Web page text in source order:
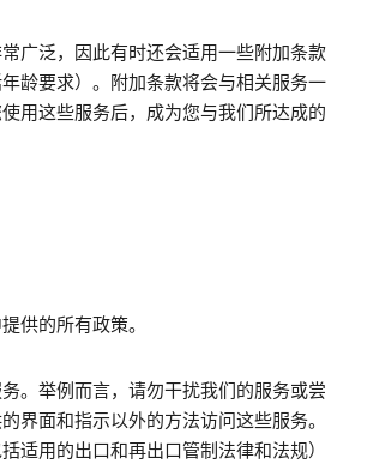
广泛，因此有时还会适用一些附加条款
龄要求）。附加条款将会与相关服务一
用这些服务后，成为您与我们所达成的
供的所有政策。
。举例而言，请勿干扰我们的服务或尝
界面和指示以外的方法访问这些服务。
适用的出口和再出口管制法律和法规）